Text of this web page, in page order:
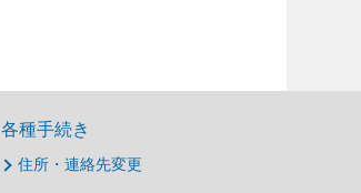
各種手続き
住所・連絡先変更